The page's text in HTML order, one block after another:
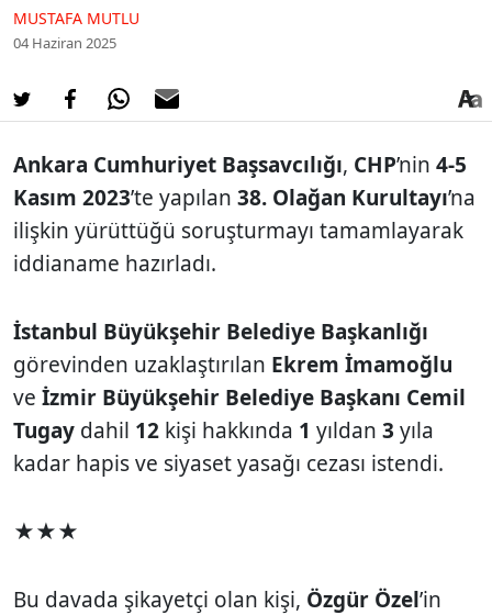
MUSTAFA MUTLU
04 Haziran 2025
Ankara Cumhuriyet Başsavcılığı, CHP’nin 4-5
Kasım 2023’te yapılan 38. Olağan Kurultayı’na
ilişkin yürüttüğü soruşturmayı tamamlayarak
iddianame hazırladı.
İstanbul Büyükşehir Belediye Başkanlığı
görevinden uzaklaştırılan Ekrem İmamoğlu
ve İzmir Büyükşehir Belediye Başkanı Cemil
Tugay dahil 12 kişi hakkında 1 yıldan 3 yıla
kadar hapis ve siyaset yasağı cezası istendi.
★★★
Bu davada şikayetçi olan kişi, Özgür Özel’in